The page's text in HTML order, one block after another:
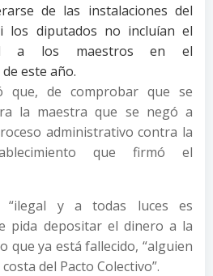
de las instalaciones del
los diputados no incluían el
a los maestros en el
este año.
que, de comprobar que se
la maestra que se negó a
administrativo contra la
que firmó el
“ilegal y a todas luces es
pida depositar el dinero a la
que ya está fallecido, “alguien
del Pacto Colectivo”.